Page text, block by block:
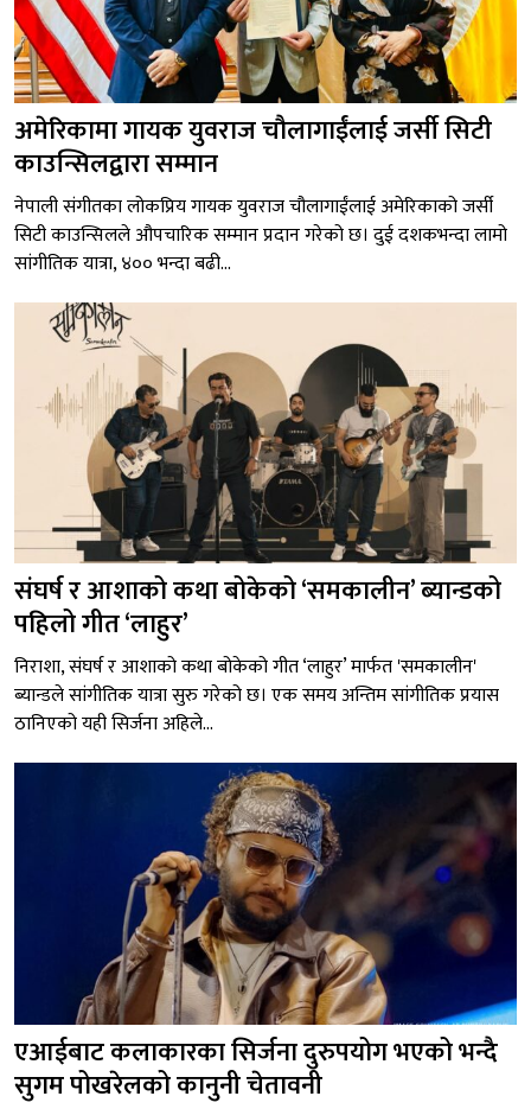
अमेरिकामा गायक युवराज चौलागाईंलाई जर्सी सिटी
काउन्सिलद्वारा सम्मान
नेपाली संगीतका लोकप्रिय गायक युवराज चौलागाईंलाई अमेरिकाको जर्सी
सिटी काउन्सिलले औपचारिक सम्मान प्रदान गरेको छ। दुई दशकभन्दा लामो
सांगीतिक यात्रा, ४०० भन्दा बढी...
संघर्ष र आशाको कथा बोकेको ‘समकालीन’ ब्यान्डको
पहिलो गीत ‘लाहुर’
निराशा, संघर्ष र आशाको कथा बोकेको गीत ‘लाहुर’ मार्फत 'समकालीन'
ब्यान्डले सांगीतिक यात्रा सुरु गरेको छ। एक समय अन्तिम सांगीतिक प्रयास
ठानिएको यही सिर्जना अहिले...
एआईबाट कलाकारका सिर्जना दुरुपयोग भएको भन्दै
सुगम पोखरेलको कानुनी चेतावनी